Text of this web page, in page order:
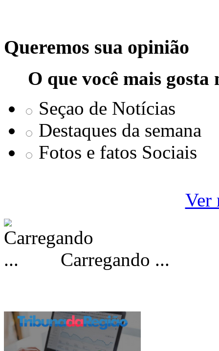
Queremos sua opinião
O que você mais
Seçao de Notícias
Destaques da semana
Fotos e fatos Sociais
Ver
Carregando ...